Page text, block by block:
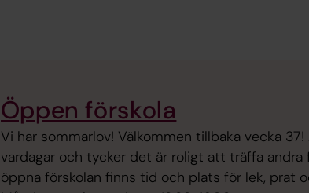
Öppen förskola
Vi har sommarlov! Välkommen tillbaka vecka
vardagar och tycker det är roligt att träffa andra
öppna förskolan finns tid och plats för lek, prat